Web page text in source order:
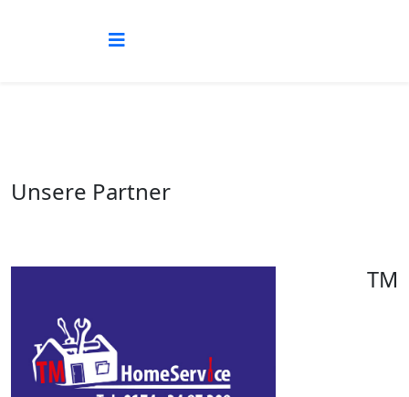
Unsere Partner
TM